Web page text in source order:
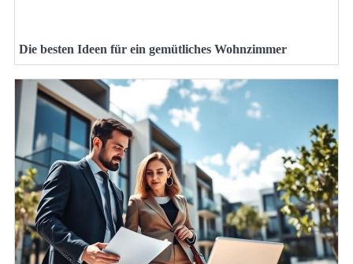
Die besten Ideen für ein gemütliches Wohnzimmer